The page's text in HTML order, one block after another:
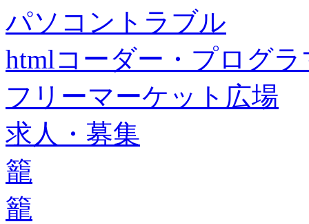
パソコントラブル
htmlコーダー・プログラ
フリーマーケット広場
求人・募集
籠
籠